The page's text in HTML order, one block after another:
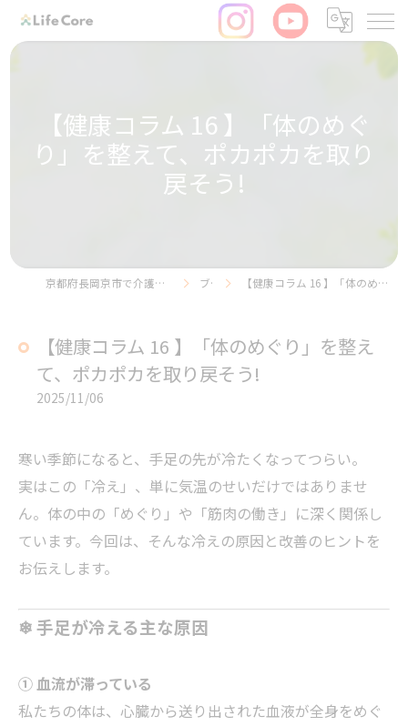
【健康コラム 16 】「体のめぐ
り」を整えて、ポカポカを取り
戻そう!
京都府長岡京市で介護の求人ならリヴライフコア株式会社 ブログ 【健康コラム 16 】「体のめぐり」を整えて、ポカポカを取り戻そう!
【健康コラム 16 】「体のめぐり」を整え
て、ポカポカを取り戻そう!
2025/11/06
寒い季節になると、手足の先が冷たくなってつらい――。
実はこの「冷え」、単に気温のせいだけではありませ
ん。体の中の「めぐり」や「筋肉の働き」に深く関係し
ています。今回は、そんな冷えの原因と改善のヒントを
お伝えします。
❄ 手足が冷える主な原因
① 血流が滞っている
私たちの体は、心臓から送り出された血液が全身をめぐ